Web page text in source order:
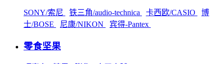
SONY/索尼 铁三角/audio-technica 卡西欧/CASIO
博
士/BOSE
尼康/NIKON 宾得-Pantex
零食坚果